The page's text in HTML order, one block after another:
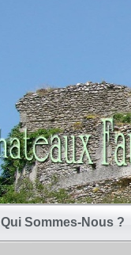
Qui Sommes-Nous ?